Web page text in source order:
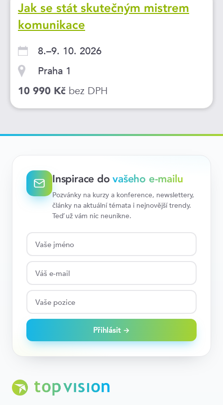
Jak se stát skutečným mistrem
komunikace
8.–9. 10. 2026
Praha 1
10 990 Kč bez DPH
Inspirace dovašeho e-mailu
Pozvánky na kurzy a konference, newslettery,
články na aktuální témata i nejnovější trendy.
Teď už vám nic neunikne.
Přihlásit →